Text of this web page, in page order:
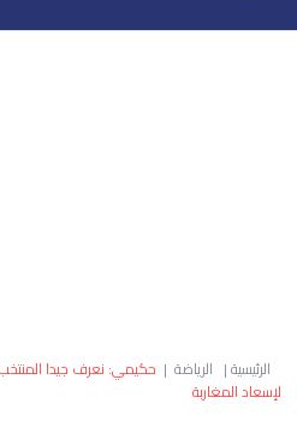
الرئيسية| الرياضة | حكيمي: نعرف جيدا المنتخب
لإسعاد المغاربة